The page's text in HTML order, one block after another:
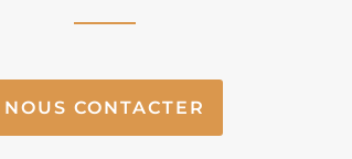
NOUS CONTACTER